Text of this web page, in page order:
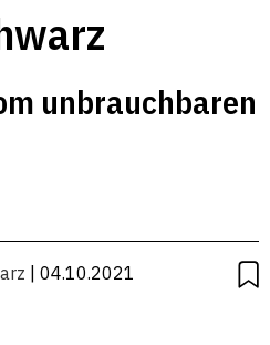
unbrauchbaren
| 04.10.2021